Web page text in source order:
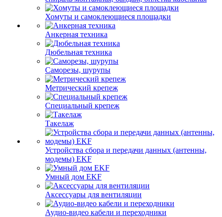
Хомуты и самоклеющиеся площадки
Анкерная техника
Дюбельная техника
Саморезы, шурупы
Метрический крепеж
Специальный крепеж
Такелаж
Устройства сбора и передачи данных (антенны,
модемы) EKF
Умный дом EKF
Аксессуары для вентиляции
Аудио-видео кабели и переходники